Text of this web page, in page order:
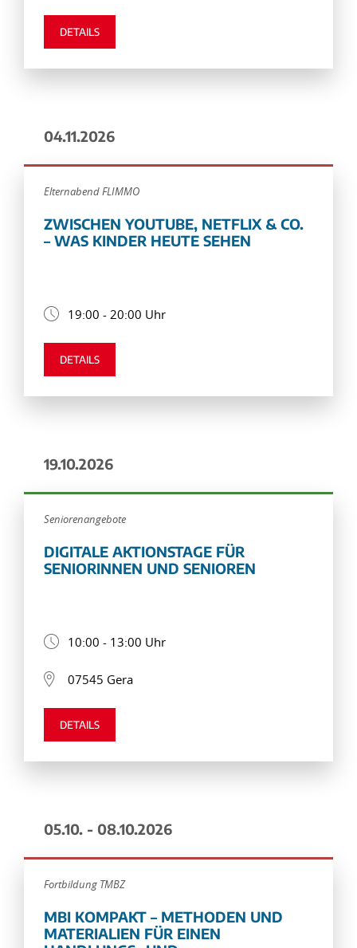
DETAILS
04.11.2026
Elternabend FLIMMO
ZWISCHEN YOUTUBE, NETFLIX & CO.
– WAS KINDER HEUTE SEHEN
19:00 - 20:00 Uhr
DETAILS
19.10.2026
Seniorenangebote
DIGITALE AKTIONSTAGE FÜR
SENIORINNEN UND SENIOREN
10:00 - 13:00 Uhr
07545 Gera
DETAILS
05.10. - 08.10.2026
Fortbildung TMBZ
MBI KOMPAKT – METHODEN UND
MATERIALIEN FÜR EINEN